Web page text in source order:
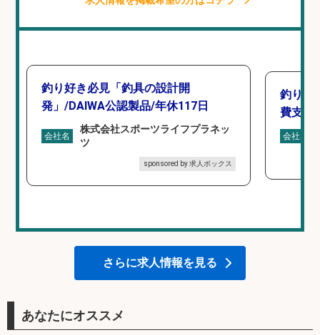
釣り好き必見「釣具の設計開
発」/DAIWA公認製品/年休117日
会社名
株式会社スポーツライフプラネッ
ツ
sponsored by 求人ボックス
釣り具
費支給
会社名
さらに求人情報を見る
あなたにオススメ